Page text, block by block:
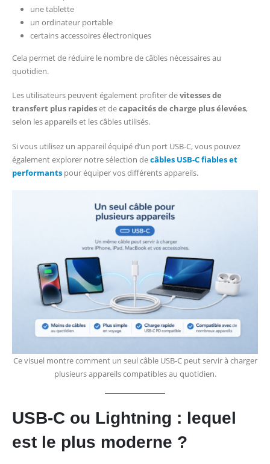
une tablette
un ordinateur portable
certains accessoires électroniques
Cela permet de réduire le nombre de câbles nécessaires au
quotidien.
Les utilisateurs peuvent également profiter devitesses de
transfert plus rapideset decapacités de charge plus élevées,
selon les appareils et les câbles utilisés.
Si vous utilisez un appareil équipé d’un port USB-C, vous pouvez
également explorer notre sélection decâbles USB-C fiables et
performants pour équiper vos différents appareils.
Ce visuel montre comment un seul câble USB-C peut servir à charger
plusieurs appareils compatibles au quotidien.
USB-C ou Lightning : lequel
est le plus moderne ?